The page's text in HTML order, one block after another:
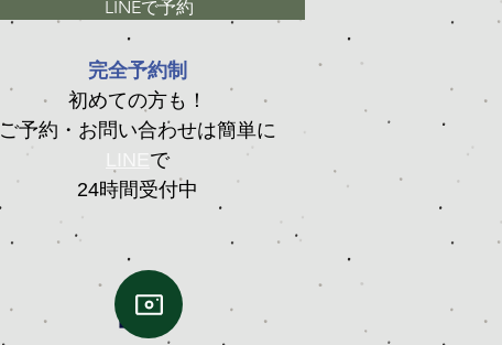
LINEで予約
完全予約制
初めての方も！
ご予約・お問い合わせは簡単に
で
24時間受付中